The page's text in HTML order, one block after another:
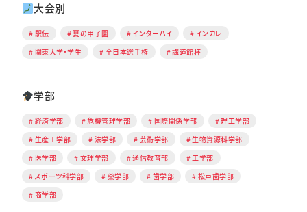
大会別
駅伝 夏の甲子園 インターハイ
インカレ
関東大学・学生
全日本選手権 講道館杯
学部
経済学部 危機管理学部 国際関係学部
理工学部
生産工学部
法学部 芸術学部
生物資源科学部
医学部
文理学部 通信教育部
工学部
スポーツ科学部
薬学部 歯学部
松戸歯学部
商学部